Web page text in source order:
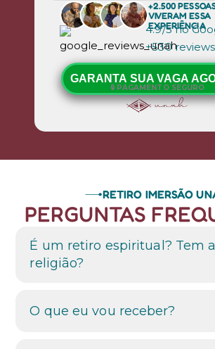
+2.500
VIVERAMESSA
EXPERIÊNCIA
4.9/5 no
+530 reviews
GARANTA SUA VAGA
🔒 PAGAMENTO SEGURO
RETIRO IMERSÃO
PERGUNTAS
É um retiro espiritual? Tem
religião?
O que eu vou receber?